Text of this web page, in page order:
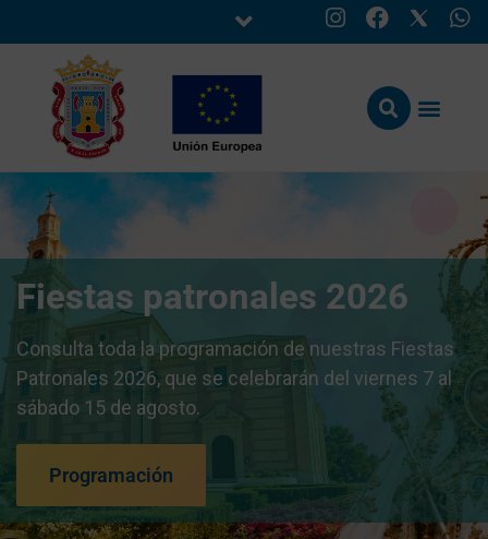
Fiestas patronales 2026
Consulta toda la programación de nuestras Fiestas
Patronales 2026, que se celebrarán del viernes 7 al
sábado 15 de agosto.
Programación